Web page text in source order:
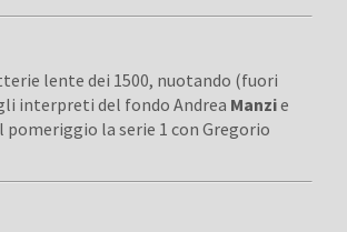
lente dei 1500, nuotando (fuori
interpreti del fondo Andrea Manzie
pomeriggio la serie 1 con Gregorio